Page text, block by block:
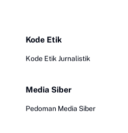
Kode Etik
Kode Etik Jurnalistik
Media Siber
Pedoman Media Siber